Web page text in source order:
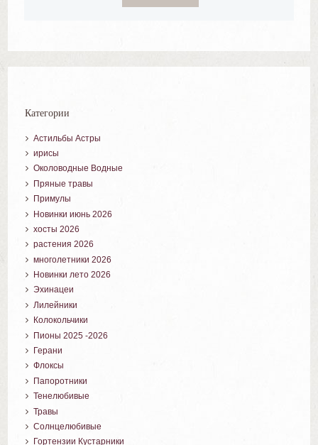
Категории
Астильбы Астры
ирисы
Околоводные Водные
Пряные травы
Примулы
Новинки июнь 2026
хосты 2026
растения 2026
многолетники 2026
Новинки лето 2026
Эхинацеи
Лилейники
Колокольчики
Пионы 2025 -2026
Герани
Флоксы
Папоротники
Тенелюбивые
Травы
Солнцелюбивые
Гортензии Кустарники